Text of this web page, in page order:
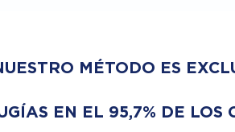
MÉTODO ES
EN EL 95,7% DE LOS